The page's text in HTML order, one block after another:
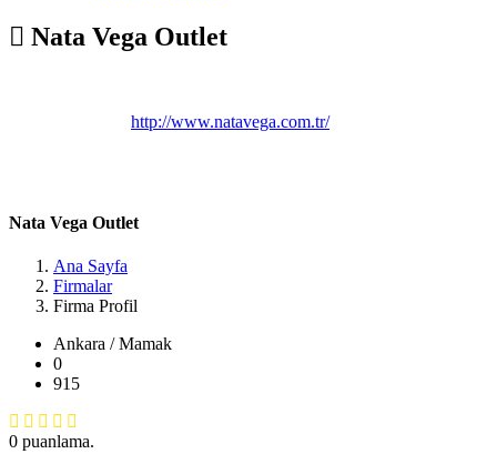
Nata Vega Outlet
http://www.natavega.com.tr/
Nata Vega Outlet
Ana Sayfa
Firmalar
Firma Profil
Ankara / Mamak
0
915
0 puanlama.